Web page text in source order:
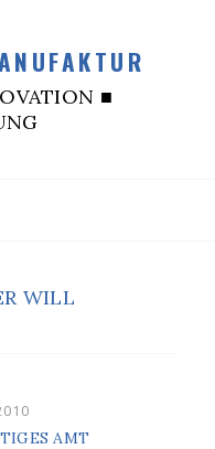
■
WILL
AMT